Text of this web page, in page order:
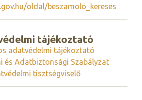
oldal/beszamolo_kereses
tájékoztató
adatvédelmi tájékoztató
és Adatbiztonsági Szabályzat
tisztségviselő